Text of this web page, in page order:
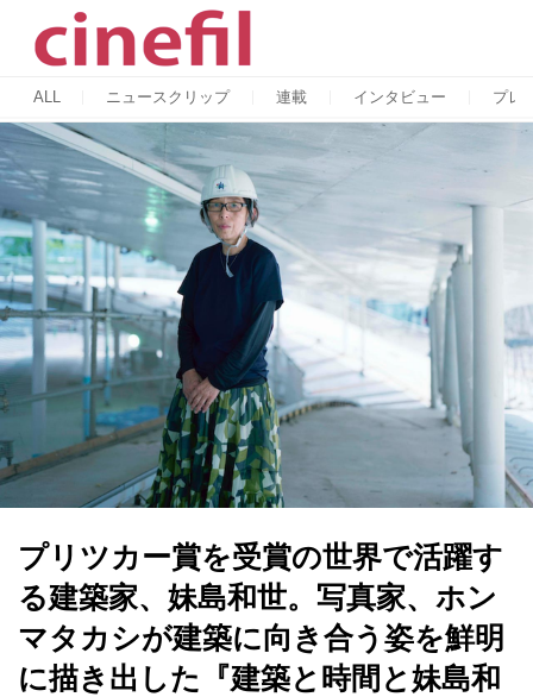
ALL ニュースクリップ 連載 インタビュー プレ
プリツカー賞を受賞の世界で活躍す
る建築家、妹島和世。写真家、ホン
マタカシが建築に向き合う姿を鮮明
に描き出した『建築と時間と妹島和